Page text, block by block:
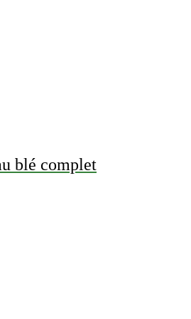
blé complet